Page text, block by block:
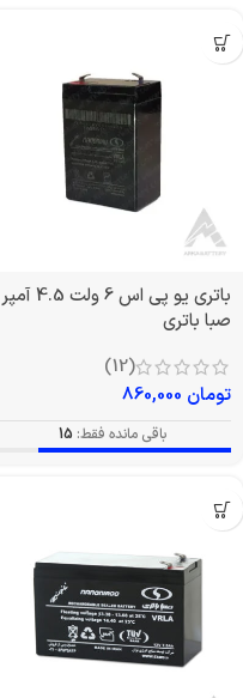
باتری یو پی اس 6 ولت 4.5 آمپر
صبا باتری
(12)
تومان
باقی مانده فقط: 15